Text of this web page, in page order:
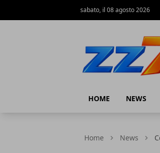
sabato, il 08 agosto 2026
HOME NEWS
Home News